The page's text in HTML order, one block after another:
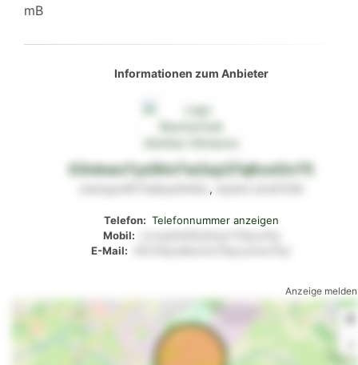
mB
Informationen zum Anbieter
03nkwo7yzl9m7w2xp37q6xxl2v75
,
Telefon: Telefonnummer anzeigen
Mobil:
E-Mail:
Anzeige melden